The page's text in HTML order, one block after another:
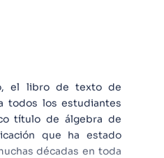
el libro de texto de
todos los estudiantes
título de álgebra de
que ha estado
décadas en toda